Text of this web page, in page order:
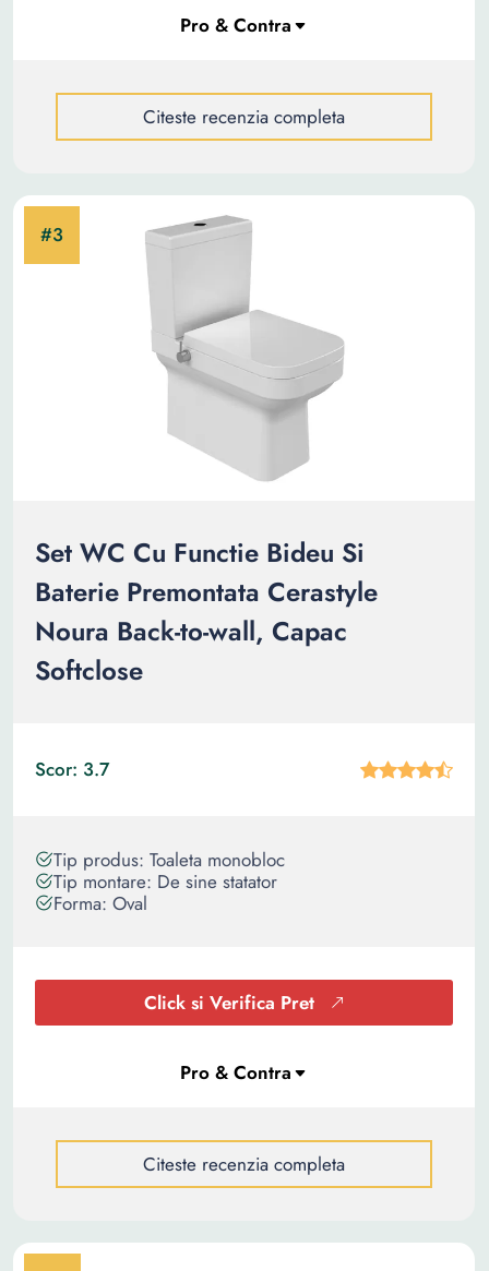
Citeste recenzia completa
Set WC Cu Functie Bideu Si
Baterie Premontata Cerastyle
Noura Back-to-wall, Capac
Softclose
Scor: 3.7
Tip produs: Toaleta monobloc
Tip montare: De sine statator
Forma: Oval
Click si Verifica Pret
Citeste recenzia completa